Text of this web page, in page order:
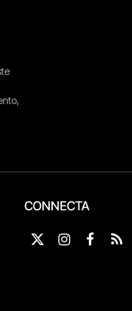
CONNECTA
X
Instagram
Facebook
RSS